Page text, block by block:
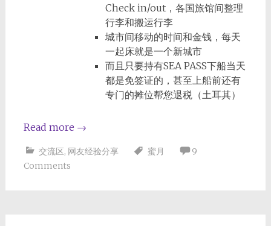
Check in/out，各国旅馆间整理
行李和搬运行李
城市间移动的时间和金钱，每天
一起床就是一个新城市
而且只要持有SEA PASS下船当天
都是免签证的，甚至上船前还有
专门的摊位帮您退税（土耳其）
Read more →
交流区, 网友经验分享 蜜月
9
Comments